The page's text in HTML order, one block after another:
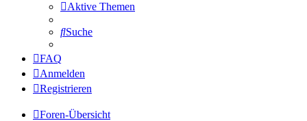
Aktive Themen
Suche
FAQ
Anmelden
Registrieren
Foren-Übersicht